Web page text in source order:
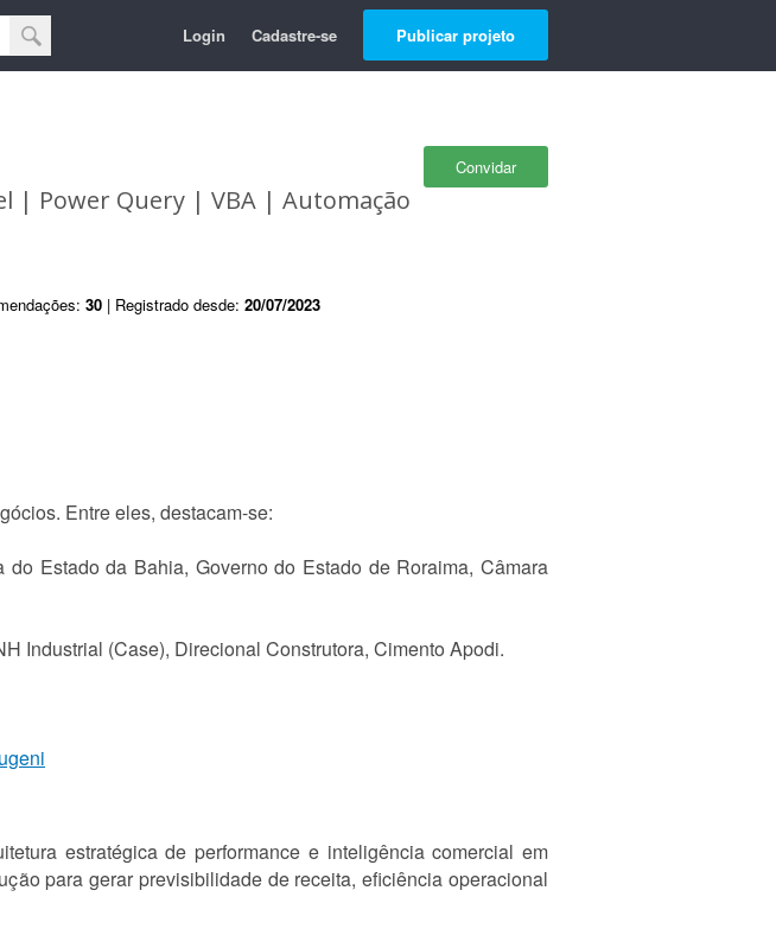
Login Cadastre-se Publicar projeto
Convidar
| Power Query | VBA | Automação
30 | Registrado desde: 20/07/2023
Entre eles, destacam-se:
Estado da Bahia, Governo do Estado de Roraima, Câmara
Industrial (Case), Direcional Construtora, Cimento Apodi.
estratégica de performance e inteligência comercial em
para gerar previsibilidade de receita, eficiência operacional